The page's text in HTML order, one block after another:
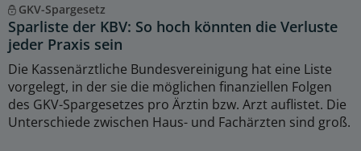
GKV-Spargesetz
Sparliste der KBV: So hoch könnten die Verluste
jeder Praxis sein
Die Kassenärztliche Bundesvereinigung hat eine Liste
vorgelegt, in der sie die möglichen finanziellen Folgen
des GKV-Spargesetzes pro Ärztin bzw. Arzt auflistet. Die
Unterschiede zwischen Haus- und Fachärzten sind groß.